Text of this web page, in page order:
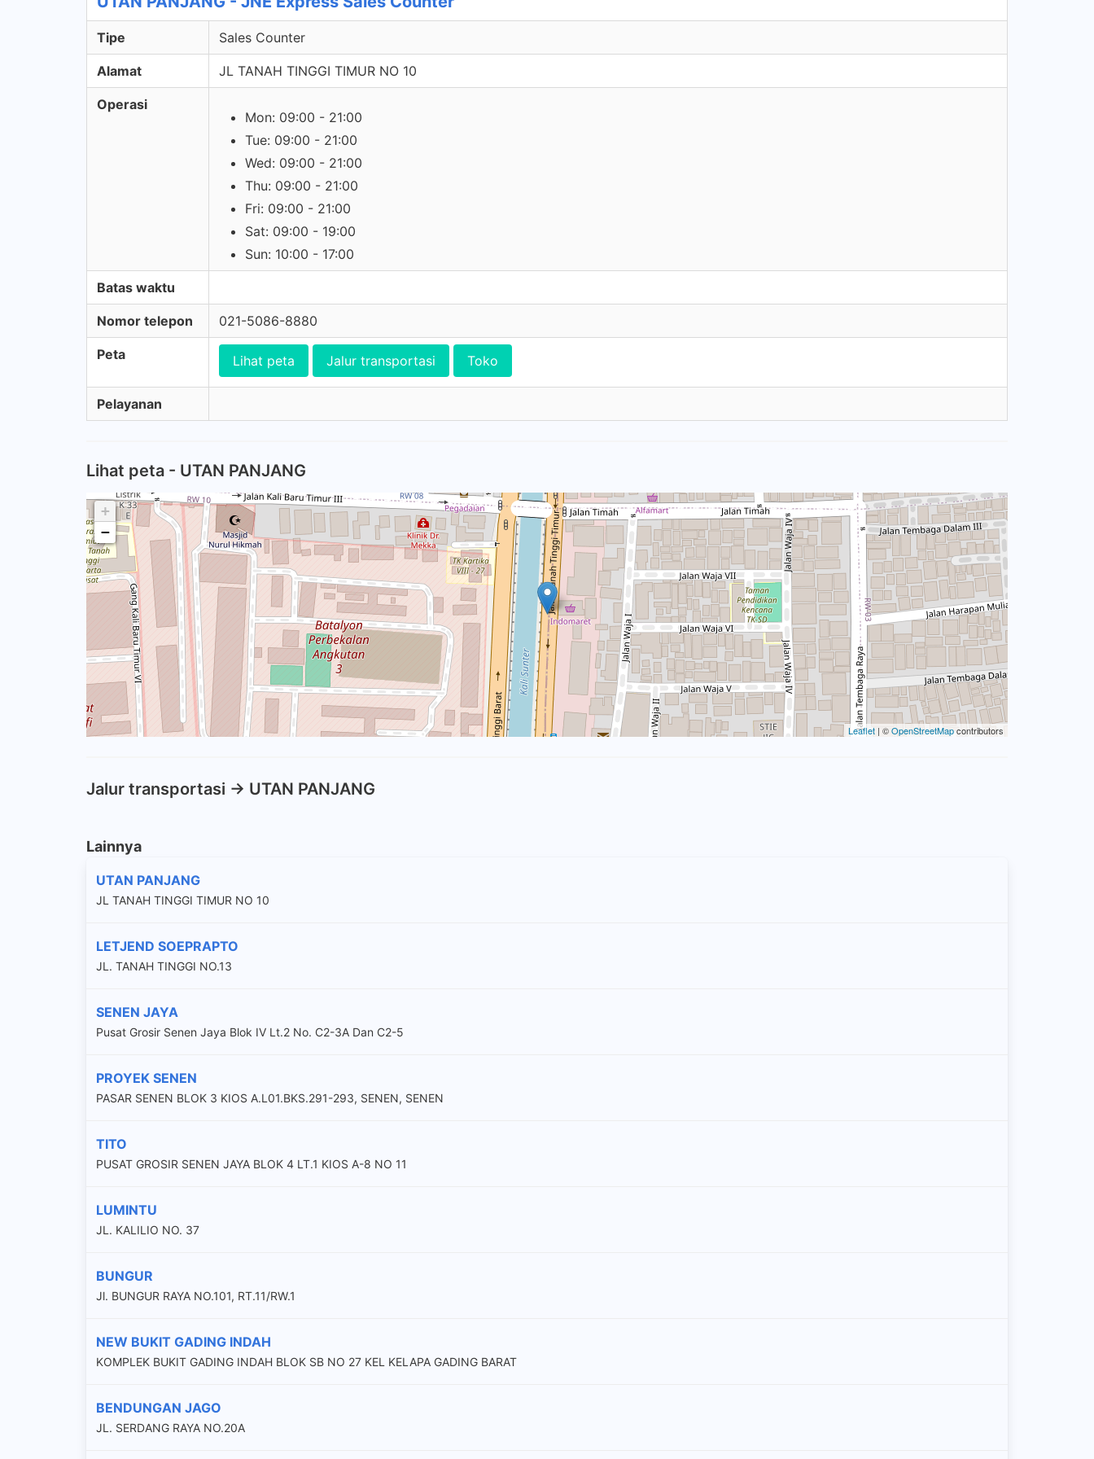
Tipe Sales Counter
Alamat JL TANAH TINGGI TIMUR NO 10
Operasi
Mon: 09:00 - 21:00
Tue: 09:00 - 21:00
Wed: 09:00 - 21:00
Thu: 09:00 - 21:00
Fri: 09:00 - 21:00
Sat: 09:00 - 19:00
Sun: 10:00 - 17:00
Batas waktu
Nomor telepon 021-5086-8880
Peta Lihat peta Jalur transportasi Toko
Pelayanan
Lihat peta - UTAN PANJANG
+
−
Leaflet | ©OpenStreetMapcontributors
Jalur transportasi -> UTAN PANJANG
Lainnya
UTAN PANJANG
JL TANAH TINGGI TIMUR NO 10
LETJEND SOEPRAPTO
JL. TANAH TINGGI NO.13
SENEN JAYA
Pusat Grosir Senen Jaya Blok IV Lt.2 No. C2-3A Dan C2-5
PROYEK SENEN
PASAR SENEN BLOK 3 KIOS A.L01.BKS.291-293, SENEN, SENEN
TITO
PUSAT GROSIR SENEN JAYA BLOK 4 LT.1 KIOS A-8 NO 11
LUMINTU
JL. KALILIO NO. 37
BUNGUR
Jl. BUNGUR RAYA NO.101, RT.11/RW.1
NEW BUKIT GADING INDAH
KOMPLEK BUKIT GADING INDAH BLOK SB NO 27 KEL KELAPA GADING BARAT
BENDUNGAN JAGO
JL. SERDANG RAYA NO.20A